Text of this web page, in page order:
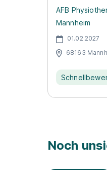
AFB
Mannheim
01.02.2027
68163
Noch